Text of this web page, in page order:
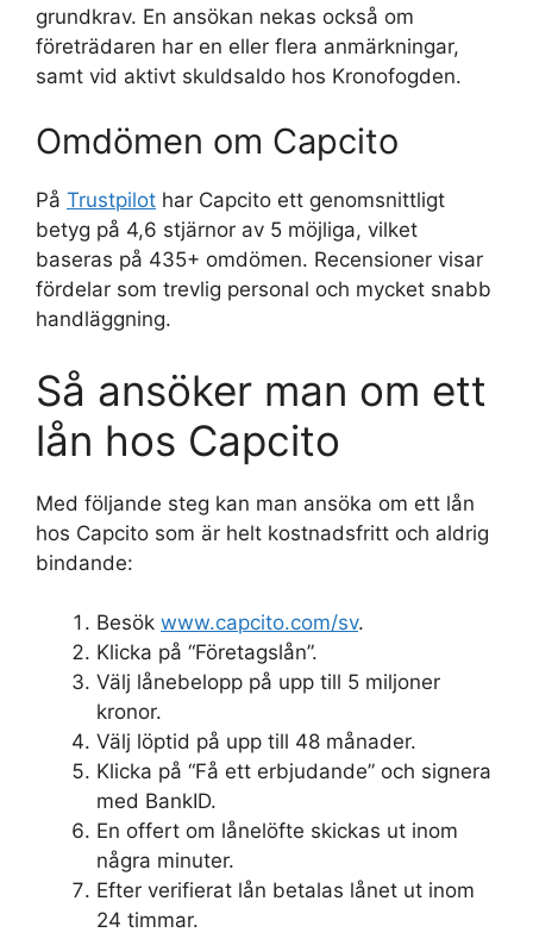
grundkrav. En ansökan nekas också om
företrädaren har en eller flera anmärkningar,
samt vid aktivt skuldsaldo hos Kronofogden.
Omdömen om Capcito
På Trustpilot har Capcito ett genomsnittligt
betyg på 4,6 stjärnor av 5 möjliga, vilket
baseras på 435+ omdömen. Recensioner visar
fördelar som trevlig personal och mycket snabb
handläggning.
Så ansöker man om ett
lån hos Capcito
Med följande steg kan man ansöka om ett lån
hos Capcito som är helt kostnadsfritt och aldrig
bindande:
Besök www.capcito.com/sv.
Klicka på “Företagslån”.
Välj lånebelopp på upp till 5 miljoner
kronor.
Välj löptid på upp till 48 månader.
Klicka på “Få ett erbjudande” och signera
med BankID.
En offert om lånelöfte skickas ut inom
några minuter.
Efter verifierat lån betalas lånet ut inom
24 timmar.